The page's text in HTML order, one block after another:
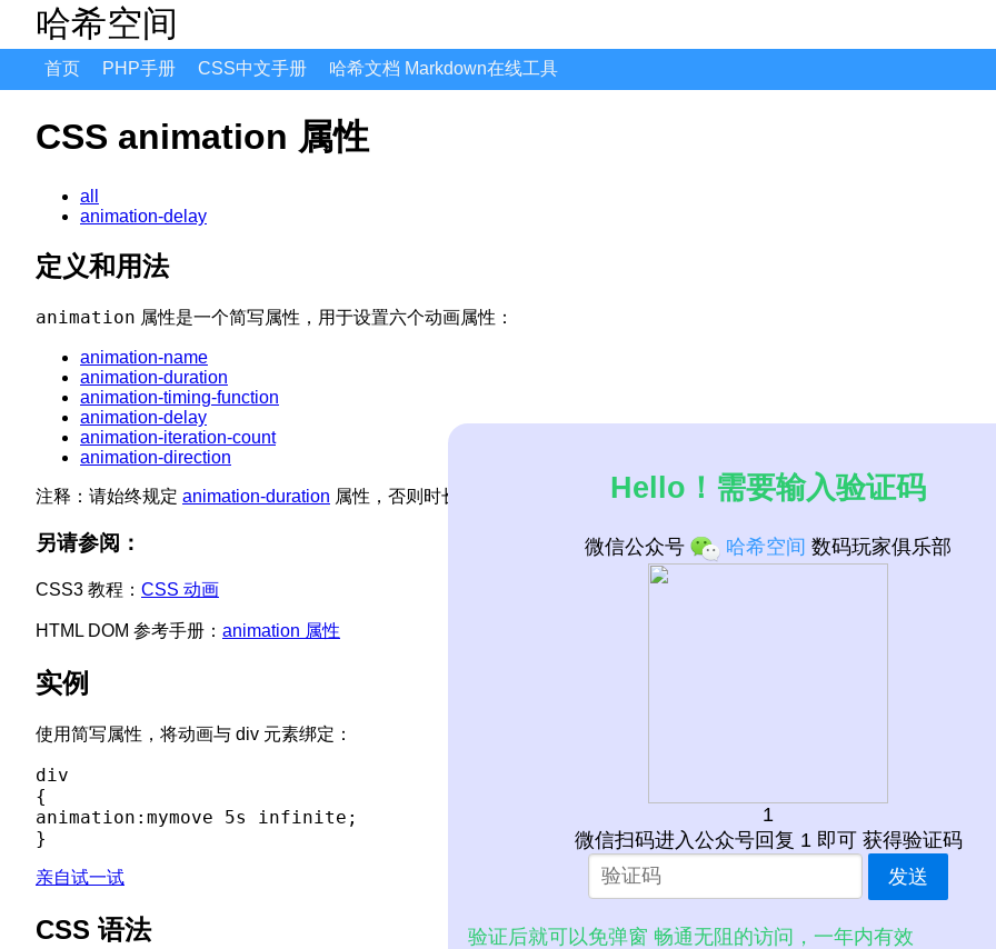
哈希空间
首页 PHP手册 CSS中文手册 哈希文档 Markdown在线工具
CSS animation 属性
all
animation-delay
定义和用法
animation 属性是一个简写属性，用于设置六个动画属性：
animation-name
animation-duration
animation-timing-function
animation-delay
animation-iteration-count
animation-direction
注释： 请始终规定 animation-duration 属性，否则时长为 0，就不会播放动画了。
另请参阅：
CSS3 教程： CSS 动画
HTML DOM 参考手册： animation 属性
实例
使用简写属性，将动画与 div 元素绑定：
div
{
animation:mymove 5s infinite;
亲自试一试
CSS 语法
Hello！需要输入验证码
微信公众号 哈希空间 数码玩家俱乐部
1
微信扫码进入公众号回复 1 即可 获得验证码
发送
验证后就可以免弹窗 畅通无阻的访问，一年内有效